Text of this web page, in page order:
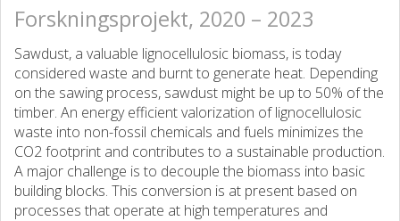
Forskningsprojekt, 2020 – 2023
Sawdust, a valuable lignocellulosic biomass, is today
considered waste and burnt to generate heat. Depending
on the sawing process, sawdust might be up to 50% of the
timber. An energy efficient valorization of lignocellulosic
waste into non-fossil chemicals and fuels minimizes the
CO2 footprint and contributes to a sustainable production.
A major challenge is to decouple the biomass into basic
building blocks. This conversion is at present based on
processes that operate at high temperatures and